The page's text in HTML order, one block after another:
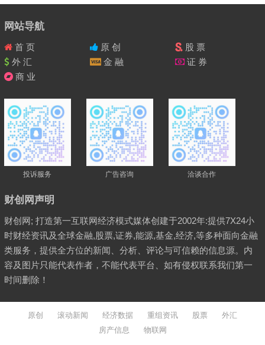
网站导航
首 页 原 创
股 票
外 汇
金 融
证 券
商 业
投诉服务 广告咨询 洽谈合作
财创网声明
财创网; 打造第一互联网经济模式媒体创建于2002年:提供7X24小
时财经资讯及全球金融,股票,证券,能源,基金,经济,等多种面向金融
类服务，提供全方位的新闻、分析、评论与可信赖的信息源。内
容及图片只能代表作者，不能代表平台、如有侵权联系我们第一
时间删除！
原创 滚动新闻 经济数据 重组资讯 股票
外汇
房产信息
物联网